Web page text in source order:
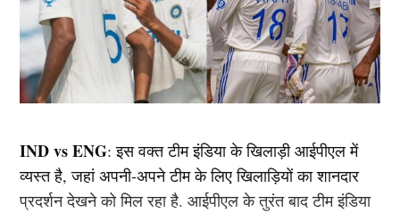
IND vs ENG: इस वक्त टीम इंडिया के खिलाड़ी आईपीएल में
व्यस्त है, जहां अपनी-अपने टीम के लिए खिलाड़ियों का शानदार
प्रदर्शन देखने को मिल रहा है. आईपीएल के तुरंत बाद टीम इंडिया